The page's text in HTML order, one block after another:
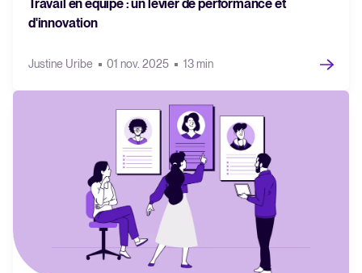
Travail en équipe : un levier de performance et
d'innovation
Justine Uribe 01 nov. 2025 13 min